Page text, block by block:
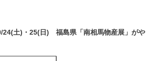
24(土)・25(日) 福島県「南相馬物産展」がや